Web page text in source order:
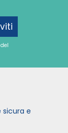
sicura e